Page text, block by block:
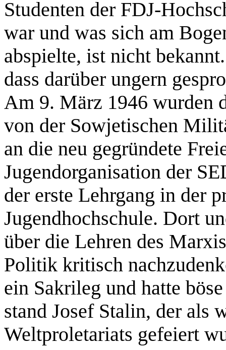
Studenten der FDJ-
war und was sich am
abspielte, ist nicht
dass darüber ungern
Am 9. März 1946 wurden
von der Sowjetischen
an die neu gegründete
Jugendorganisation der
der erste Lehrgang in der
Jugendhochschule. Dort
über die Lehren des
Politik kritisch
ein Sakrileg und hatte
stand Josef Stalin, der als
Weltproletariats gefeiert